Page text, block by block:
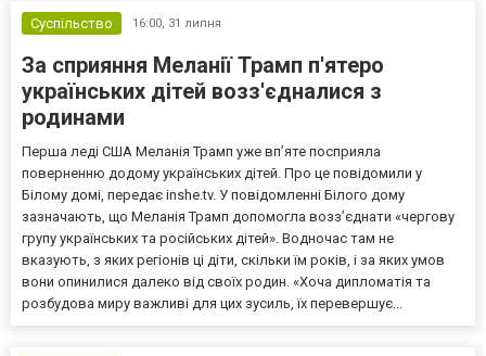
Суспільство 16:00, 31 липня
За сприяння Меланії Трамп п'ятеро
українських дітей возз'єдналися з
родинами
Перша леді США Меланія Трамп уже впʼяте посприяла
поверненню додому українських дітей. Про це повідомили у
Білому домі, передає inshe.tv. У повідомленні Білого дому
зазначають, що Меланія Трамп допомогла возз’єднати «чергову
групу українських та російських дітей». Водночас там не
вказують, з яких регіонів ці діти, скільки їм років, і за яких умов
вони опинилися далеко від своїх родин. «Хоча дипломатія та
розбудова миру важливі для цих зусиль, їх перевершує...